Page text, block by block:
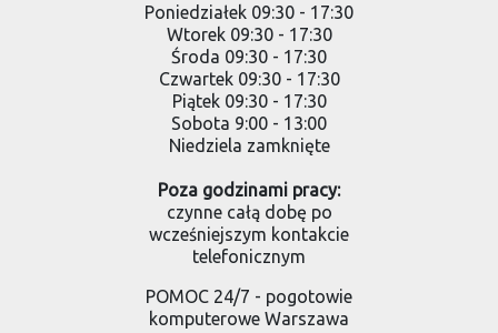
Poniedziałek 09:30 - 17:30
Wtorek 09:30 - 17:30
Środa 09:30 - 17:30
Czwartek 09:30 - 17:30
Piątek 09:30 - 17:30
Sobota 9:00 - 13:00
Niedziela zamknięte
Poza godzinami pracy:
czynne całą dobę po
wcześniejszym kontakcie
telefonicznym
POMOC 24/7 - pogotowie
komputerowe Warszawa